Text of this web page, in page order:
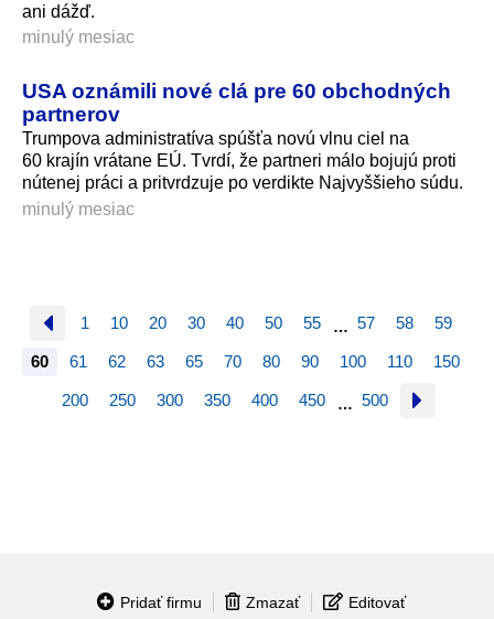
ani dážď.
minulý mesiac
USA oznámili nové clá pre 60 obchodných
partnerov
Trumpova administratíva spúšťa novú vlnu ciel na
60 krajín vrátane EÚ. Tvrdí, že partneri málo bojujú proti
nútenej práci a pritvrdzuje po verdikte Najvyššieho súdu.
minulý mesiac
1 10 20 30 40 50 55 … 57 58 59
60 61 62 63 65 70 80 90 100 110 150
200 250 300 350 400 450 … 500
Pridať firmu Zmazať
Editovať